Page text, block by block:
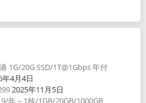
1G/20G SSD/1T@1Gbps 年付
年4月4日
2025年11月5日
年 – 1核/1GB/20GB/1000GB